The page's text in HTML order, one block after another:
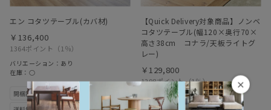
×
エン コタツテーブル(カバ材)
1364ポイント （1％）
￥136,400
バリエーション：あり
在庫：○
【Quick Delivery対象商品】ノンベ
コタツテーブル(幅120×奥行70×
高さ38cm コナラ/天板ライトグ
レー)
1298ポイント（1％）
￥129,800
バリエーション：なし
在庫：○